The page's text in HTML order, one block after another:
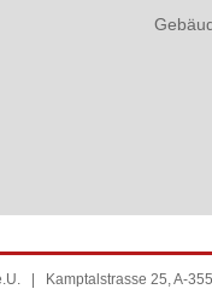
| Kamptalstrasse 25, A-